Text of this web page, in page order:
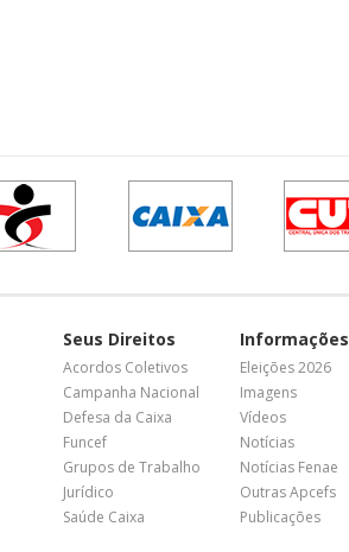
Seus Direitos
Acordos Coletivos
Campanha Nacional
Defesa da Caixa
Funcef
Grupos de Trabalho
Jurídico
Saúde Caixa
Informações
Eleições 2026
Imagens
Vídeos
Notícias
Notícias Fenae
Outras Apcefs
Publicações